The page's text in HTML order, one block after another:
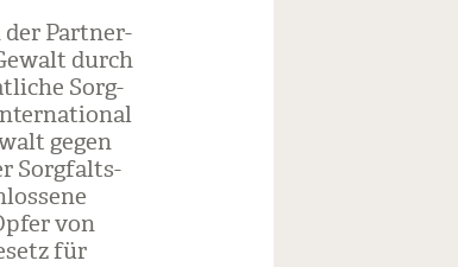
der Part­ner­
durch
Sorg­
gegen
Sorg­falts­
von
für